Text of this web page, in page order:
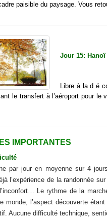
paisible du paysage. Vous
Jour 15:
Libre à la d é
le transfert à l’aéroport pour le
IMPORTANTES
par jour en moyenne sur 4
l’expérience de la randonnée
Le rythme de la
monde, l’aspect découverte
Aucune difficulté technique,